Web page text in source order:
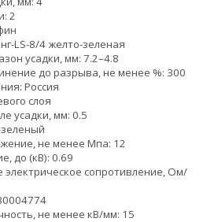
2
LS-8/4 желто-зеленая
усадки, мм: 7.2–4.8
до разрыва, не менее %: 300
Россия
слоя
усадки, мм: 0.5
не менее Мпа: 12
до (кВ): 0.69
сопротивление, Ом/
не менее кВ/мм: 15